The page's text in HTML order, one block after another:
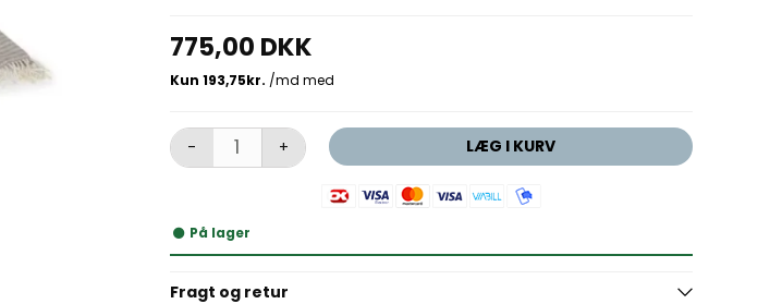
775,00 DKK
- + LÆG I KURV
På lager
Fragt og retur